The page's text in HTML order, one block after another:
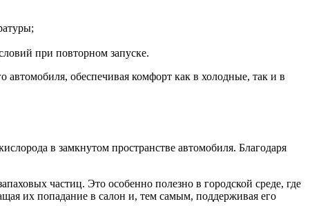
при повторном запуске.
обеспечивая комфорт как в холодные, так и в
в замкнутом пространстве автомобиля. Благодаря
частиц. Это особенно полезно в городской среде, где
их попадание в салон и, тем самым, поддерживая его